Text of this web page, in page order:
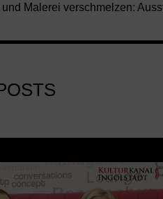
Malerei verschmelzen: